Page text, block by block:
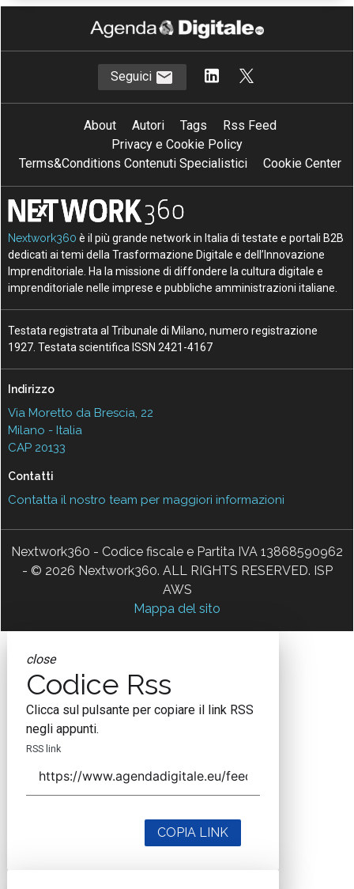
Seguici
About Autori Tags
Rss Feed
Privacy e Cookie Policy
Terms&Conditions Contenuti Specialistici
Cookie Center
Nextwork360 è il più grande network in Italia di testate e portali B2B
dedicati ai temi della Trasformazione Digitale e dell’Innovazione
Imprenditoriale. Ha la missione di diffondere la cultura digitale e
imprenditoriale nelle imprese e pubbliche amministrazioni italiane.
Testata registrata al Tribunale di Milano, numero registrazione
1927. Testata scientifica ISSN 2421-4167
Indirizzo
Via Moretto da Brescia, 22
Milano - Italia
CAP 20133
Contatti
Contatta il nostro team per maggiori informazioni
Nextwork360 - Codice fiscale e Partita IVA 13868590962
- © 2026 Nextwork360. ALL RIGHTS RESERVED. ISP
AWS
Mappa del sito
close
Codice Rss
Clicca sul pulsante per copiare il link RSS
negli appunti.
RSS link
COPIA LINK